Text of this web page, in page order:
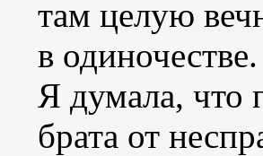
там целую
в одиночестве.
Я думала, что
брата от